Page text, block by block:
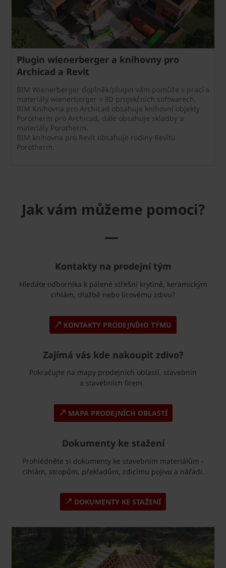
Plugin wienerberger a knihovny pro
Archicad a Revit
BIM Wienerberger doplněk/plugin vám pomůže s prací s
materiály wienerberger v 3D projekčních softwarech.
BIM Knihovna pro Archicad obsahuje knihovní objekty
Porotherm pro Archicad, dále obsahuje skladby a
materiály Porotherm.
BIM knihovna pro Revit obsahuje rodiny Revitu
Porotherm.
Jak vám můžeme pomoci?
—
Kontakty na prodejní tým
Hledáte odborníka k pálené střešní krytině, keramickým
cihlám, dlažbě nebo lícovému zdivu?
KONTAKTY PRODEJNÍHO TÝMU
Zajímá vás kde nakoupit zdivo?
Pokračujte na mapy prodejních oblastí, stavebnin
a stavebních firem.
MAPA PRODEJNÍCH OBLASTÍ
Dokumenty ke stažení
Prohlédněte si dokumenty ke stavebním materiálům -
cihlám, stropům, překladům, zdicímu pojivu a nářadí.
DOKUMENTY KE STAŽENÍ